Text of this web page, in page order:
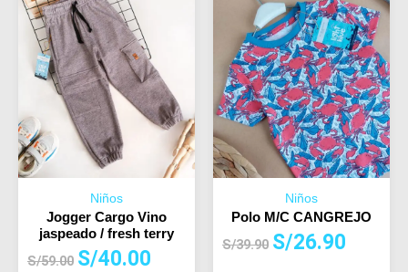
Niños
Jogger Cargo Vino
jaspeado / fresh terry
S/59.00
El
S/40.00
Niños
Polo M/C CANGREJO
S/39.90
El
S/26.90